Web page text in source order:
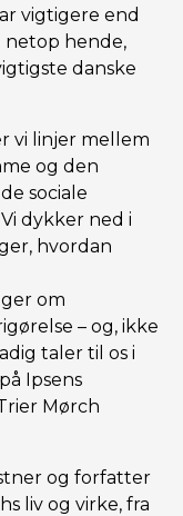
vigtigere end
netop hende,
danske
vi linjer mellem
og den
sociale
dykker ned i
hvordan
om
– og, ikke
taler til os i
Ipsens
Mørch
og forfatter
liv og virke, fra